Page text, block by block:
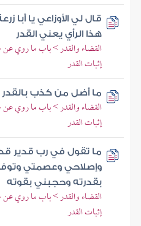
قال لي الأوزاعي يا أبا
هذا الرأي يعني القدر
القضاء والقدر > باب ما روي عن
إثبات القدر
ما أضل من كذب بالقدر
القضاء والقدر > باب ما روي عن
إثبات القدر
ما تقول في رب قدير
وإصلاحي وعصمتي
بقدرته وحجبني بقوته
القضاء والقدر > باب ما روي عن
إثبات القدر